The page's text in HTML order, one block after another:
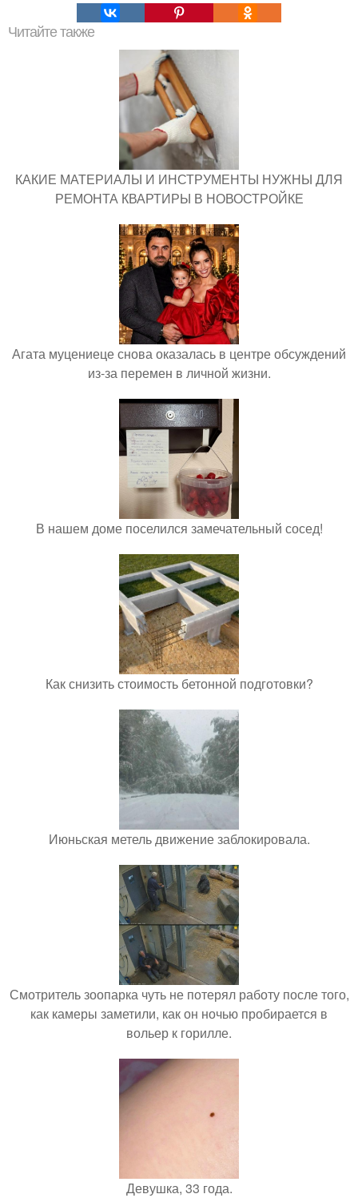
Читайте также
КАКИЕ МАТЕРИАЛЫ И ИНСТРУМЕНТЫ НУЖНЫ ДЛЯ
РЕМОНТА КВАРТИРЫ В НОВОСТРОЙКЕ
Агата муцениеце снова оказалась в центре обсуждений
из-за перемен в личной жизни.
В нашем доме поселился замечательный сосед!
Как снизить стоимость бетонной подготовки?
Июньская метель движение заблокировала.
Смотритель зоопарка чуть не потерял работу после того,
как камеры заметили, как он ночью пробирается в
вольер к горилле.
Девушка, 33 года.